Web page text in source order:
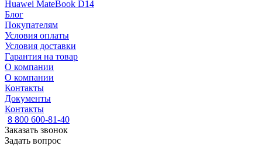
Huawei MateBook D14
Блог
Покупателям
Условия оплаты
Условия доставки
Гарантия на товар
О компании
О компании
Контакты
Документы
Контакты
8 800 600-81-40
Заказать звонок
Задать вопрос